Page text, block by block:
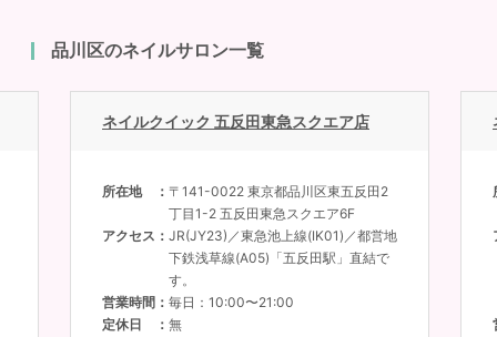
品川区のネイルサロン一覧
ネイルクイック 五反田東急スクエア店
所在地
〒141-0022 東京都品川区東五反田2
丁目1-2 五反田東急スクエア6F
アクセス
JR(JY23)／東急池上線(IK01)／都営地
下鉄浅草線(A05)「五反田駅」直結で
す。
営業時間
毎日：10:00〜21:00
定休日
無